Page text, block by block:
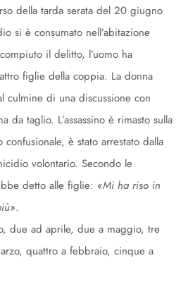
della tarda serata del 20 giugno
si è consumato nell’abitazione
il delitto, l’uomo ha
figlie della coppia. La donna
culmine di una discussione con
da taglio. L’assassino è rimasto sulla
è stato arrestato dalla
volontario. Secondo le
detto alle figlie: «Mi ha riso in
».
due ad aprile, due a maggio, tre
quattro a febbraio, cinque a